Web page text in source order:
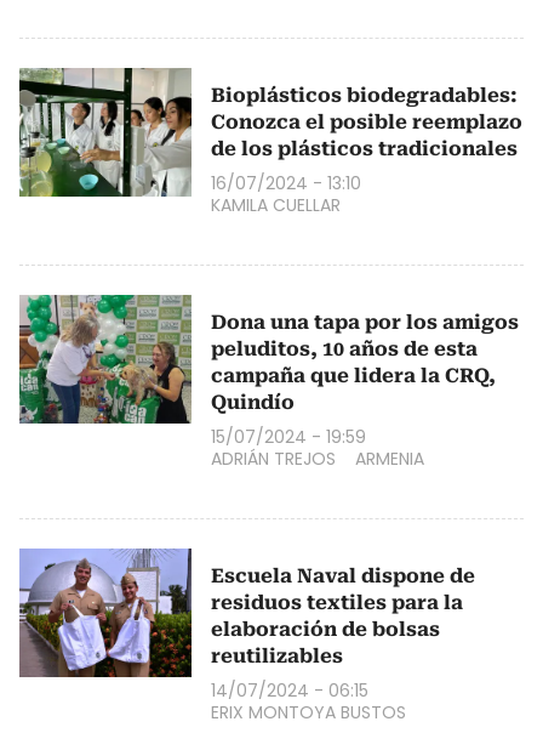
Bioplásticos biodegradables:
Conozca el posible reemplazo
de los plásticos tradicionales
16/07/2024 - 13:10
KAMILA CUELLAR
Dona una tapa por los amigos
peluditos, 10 años de esta
campaña que lidera la CRQ,
Quindío
15/07/2024 - 19:59
ADRIÁN TREJOS
ARMENIA
Escuela Naval dispone de
residuos textiles para la
elaboración de bolsas
reutilizables
14/07/2024 - 06:15
ERIX MONTOYA BUSTOS